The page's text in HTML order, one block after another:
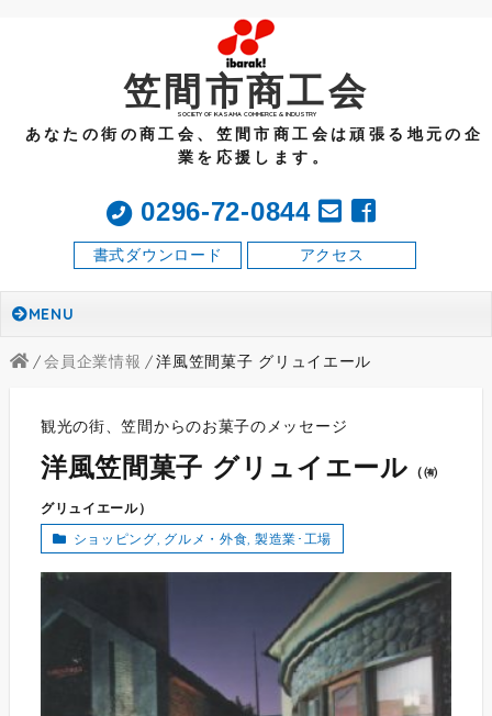
笠間市商工会
SOCIETY OF KASAMA COMMERCE & INDUSTRY
あなたの街の商工会、笠間市商工会は頑張る地元の企
業を応援します。
0296-72-0844
アクセス
書式ダウンロード
MENU
会員企業情報 洋風笠間菓子 グリュイエール
観光の街、笠間からのお菓子のメッセージ
洋風笠間菓子 グリュイエール （㈲
グリュイエール）
ショッピング, グルメ・外食, 製造業･工場